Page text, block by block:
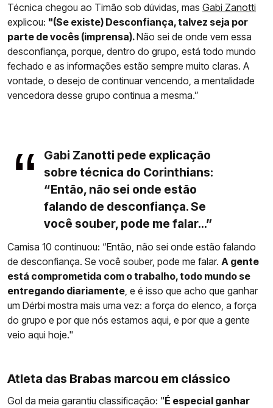
Técnica chegou ao Timão sob dúvidas, mas Gabi Zanotti
explicou: "(Se existe) Desconfiança, talvez seja por
parte de vocês (imprensa).Não sei de onde vem essa
desconfiança, porque, dentro do grupo, está todo mundo
fechado e as informações estão sempre muito claras. A
vontade, o desejo de continuar vencendo, a mentalidade
vencedora desse grupo continua a mesma.”
Gabi Zanotti pede explicação
sobre técnica do Corinthians:
“Então, não sei onde estão
falando de desconfiança. Se
você souber, pode me falar...”
Camisa 10 continuou: “Então, não sei onde estão falando
de desconfiança. Se você souber, pode me falar. A gente
está comprometida com o trabalho, todo mundo se
entregando diariamente , e é isso que acho que ganhar
um Dérbi mostra mais uma vez: a força do elenco, a força
do grupo e por que nós estamos aqui, e por que a gente
veio aqui hoje."
Atleta das Brabas marcou em clássico
Gol da meia garantiu classificação: "É especial ganhar